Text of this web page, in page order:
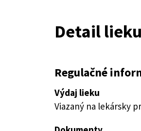
Detail lieku
Regulačné
Výdaj lieku
Viazaný na lekársky